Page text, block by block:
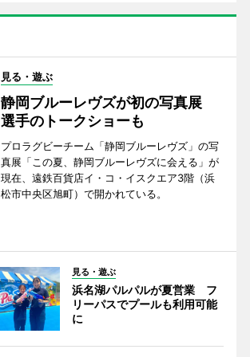
見る・遊ぶ
静岡ブルーレヴズが初の写真展
選手のトークショーも
プロラグビーチーム「静岡ブルーレヴズ」の写
真展「この夏、静岡ブルーレヴズに会える」が
現在、遠鉄百貨店イ・コ・イスクエア3階（浜
松市中央区旭町）で開かれている。
見る・遊ぶ
浜名湖パルパルが夏営業 フ
リーパスでプールも利用可能
に